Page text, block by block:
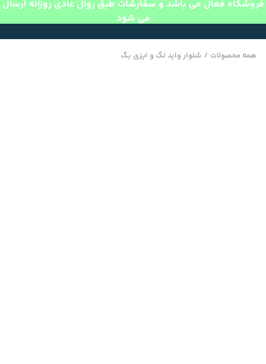
فروشگاه فعال می باشد و سفارشات طبق روال عادی روزانه ارسال
می شود
همه محصولات / شلوار واید لگ و ایزی بگ